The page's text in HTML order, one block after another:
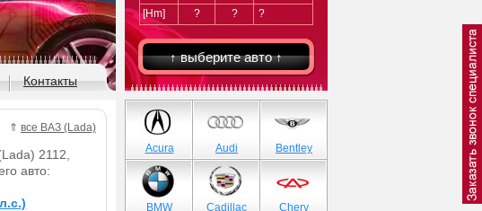
[Hm]
? ? ?
↑ выберите авто ↑
Контакты
⇑ все ВАЗ (Lada)
2112,
авто:
Acura Audi Bentley
BMW Cadillac Chery